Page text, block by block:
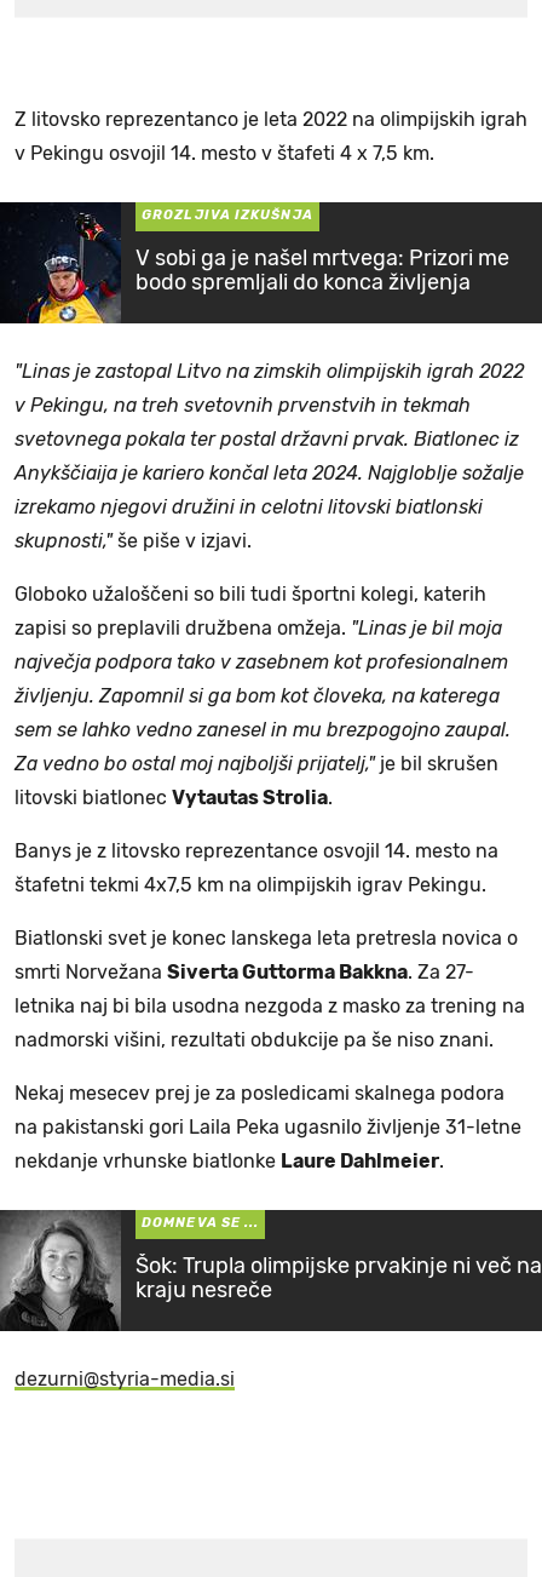
Z litovsko reprezentanco je leta 2022 na olimpijskih igrah
v Pekingu osvojil 14. mesto v štafeti 4 x 7,5 km.
GROZLJIVA IZKUŠNJA
V sobi ga je našel mrtvega: Prizori me
bodo spremljali do konca življenja
"Linas je zastopal Litvo na zimskih olimpijskih igrah 2022
v Pekingu, na treh svetovnih prvenstvih in tekmah
svetovnega pokala ter postal državni prvak. Biatlonec iz
Anykščiaija je kariero končal leta 2024. Najgloblje sožalje
izrekamo njegovi družini in celotni litovski biatlonski
skupnosti,"še piše v izjavi.
Globoko užaloščeni so bili tudi športni kolegi, katerih
zapisi so preplavili družbena omžeja. "Linas je bil moja
največja podpora tako v zasebnem kot profesionalnem
življenju. Zapomnil si ga bom kot človeka, na katerega
sem se lahko vedno zanesel in mu brezpogojno zaupal.
Za vedno bo ostal moj najboljši prijatelj," je bil skrušen
litovski biatlonec Vytautas Strolia.
Banys je z litovsko reprezentance osvojil 14. mesto na
štafetni tekmi 4x7,5 km na olimpijskih igrav Pekingu.
Biatlonski svet je konec lanskega leta pretresla novica o
smrti Norvežana Siverta Guttorma Bakkna. Za 27-
letnika naj bi bila usodna nezgoda z masko za trening na
nadmorski višini, rezultati obdukcije pa še niso znani.
Nekaj mesecev prej je za posledicami skalnega podora
na pakistanski gori Laila Peka ugasnilo življenje 31-letne
nekdanje vrhunske biatlonke Laure Dahlmeier.
DOMNEVA SE ...
Šok: Trupla olimpijske prvakinje ni več na
kraju nesreče
dezurni@styria-media.si